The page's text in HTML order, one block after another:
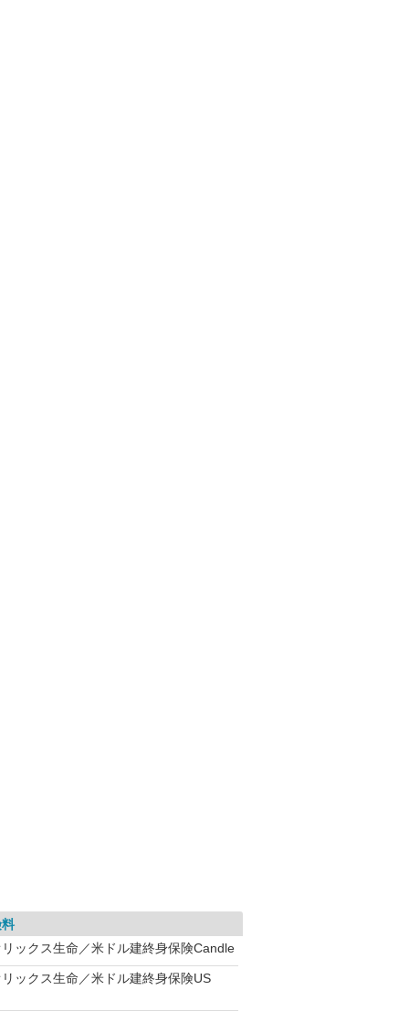
リックス生命／米ドル建終身保険Candle
リックス生命／米ドル建終身保険US